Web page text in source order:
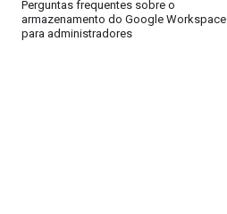
Perguntas frequentes sobre o
armazenamento do Google Workspace
para administradores